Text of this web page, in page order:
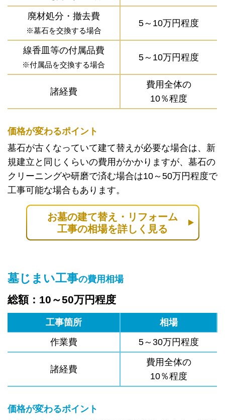
廃材処分・撤去費
※墓石を交換する場合
5～10万円程度
線香皿等の付属品費
※付属品を交換する場合
5～10万円程度
諸経費
費用全体の
10％程度
価格が変わるポイント
墓石が古くなっていて建て替えが必要な場合は、新
規建立と同じくらいの費用がかかりますが、墓石の
クリーニングや研磨で済む場合は10～50万円程度で
工事可能な場合もあります。
お墓の建て替え・リフォーム
工事の相場を詳しく見る
墓じまい工事の費用相場
総額：10～50万円程度
工事箇所
相場
作業費
5～30万円程度
諸経費
費用全体の
10％程度
価格が変わるポイント